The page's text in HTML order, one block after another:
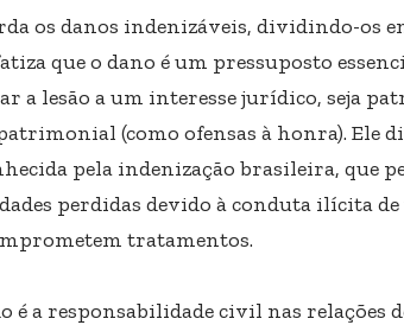
os danos indenizáveis, dividindo-os
que o dano é um pressuposto
a lesão a um interesse jurídico, seja
(como ofensas à honra). Ele
pela indenização brasileira, que
perdidas devido à conduta ilícita de
tratamentos.
é a responsabilidade civil nas relações